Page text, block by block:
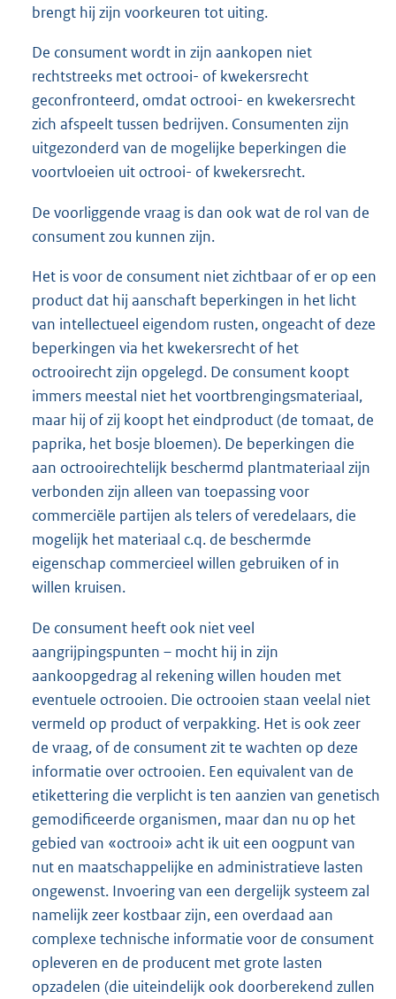
brengt hij zijn voorkeuren tot uiting.
De consument wordt in zijn aankopen niet
rechtstreeks met octrooi- of kwekersrecht
geconfronteerd, omdat octrooi- en kwekersrecht
zich afspeelt tussen bedrijven. Consumenten zijn
uitgezonderd van de mogelijke beperkingen die
voortvloeien uit octrooi- of kwekersrecht.
De voorliggende vraag is dan ook wat de rol van de
consument zou kunnen zijn.
Het is voor de consument niet zichtbaar of er op een
product dat hij aanschaft beperkingen in het licht
van intellectueel eigendom rusten, ongeacht of deze
beperkingen via het kwekersrecht of het
octrooirecht zijn opgelegd. De consument koopt
immers meestal niet het voortbrengingsmateriaal,
maar hij of zij koopt het eindproduct (de tomaat, de
paprika, het bosje bloemen). De beperkingen die
aan octrooirechtelijk beschermd plantmateriaal zijn
verbonden zijn alleen van toepassing voor
commerciële partijen als telers of veredelaars, die
mogelijk het materiaal c.q. de beschermde
eigenschap commercieel willen gebruiken of in
willen kruisen.
De consument heeft ook niet veel
aangrijpingspunten – mocht hij in zijn
aankoopgedrag al rekening willen houden met
eventuele octrooien. Die octrooien staan veelal niet
vermeld op product of verpakking. Het is ook zeer
de vraag, of de consument zit te wachten op deze
informatie over octrooien. Een equivalent van de
etikettering die verplicht is ten aanzien van genetisch
gemodificeerde organismen, maar dan nu op het
gebied van «octrooi» acht ik uit een oogpunt van
nut en maatschappelijke en administratieve lasten
ongewenst. Invoering van een dergelijk systeem zal
namelijk zeer kostbaar zijn, een overdaad aan
complexe technische informatie voor de consument
opleveren en de producent met grote lasten
opzadelen (die uiteindelijk ook doorberekend zullen